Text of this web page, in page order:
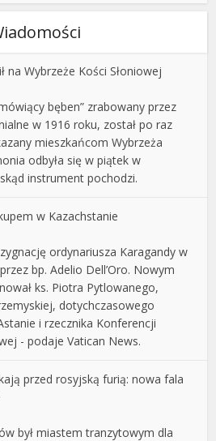
na Wybrzeże Kości Słoniowej
bęben” zrabowany przez
w 1916 roku, został po raz
mieszkańcom Wybrzeża
odbyła się w piątek w
instrument pochodzi.
w Kazachstanie
ordynariusza Karagandy w
bp. Adelio Dell’Oro. Nowym
ks. Piotra Pytlowanego,
dotychczasowego
i rzecznika Konferencji
- podaje Vatican News.
przed rosyjską furią: nowa fala
był miastem tranzytowym dla